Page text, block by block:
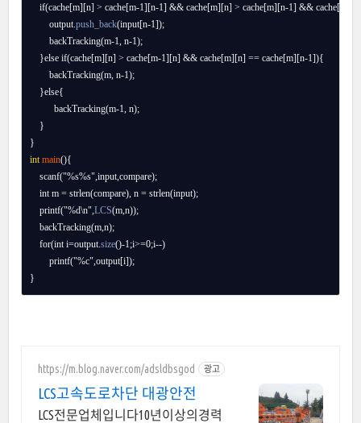
if(cache[m][n] > cache[m-1][n-1] && cache[m][n] > cache[m][n-1] &&
        output.
push_back(input[n-1]);
        backTracking(m-1, n-1);
    }else if(cache[m][n] > cache[m-1][n] && cache[m][n] == cache[m][n-1]){
        backTracking(m, n-1);
    }else{
          backTracking(m-1, n);
    }
int main(){
    scanf("%s%s",input,compare);
    int m = strlen(compare), n = strlen(input);
    printf("%d\n",
LCS(m,n));
    backTracking(m,n);
    for(int i=output.
size()-1;i>=0;i--)
        printf("%c",output[i]);
https://m.blog.naver.com/adsldbsgod 광고
LCS고속도로차단 대광안전
LCS전문업체입니다10년이상의경력